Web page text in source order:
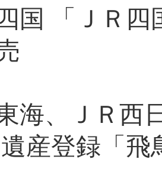
国 「ＪＲ
海、ＪＲ西
産登録「